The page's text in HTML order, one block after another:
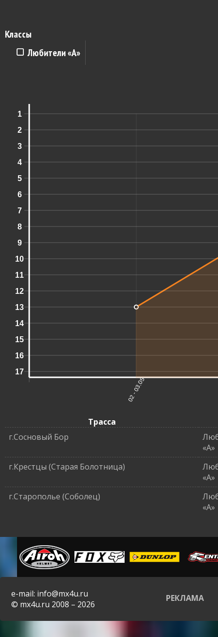
Классы
Любители «A»
1
2
3
4
5
6
7
8
9
10
11
12
13
14
15
16
17
02 - 03.05
Трасса
г.Сосновый Бор
«A»
г.Крестцы (Старая Болотница)
«A»
г.Старополье (Соболец)
«A»
e-mail: info@mx4u.ru
© mx4u.ru 2008 – 2026
РЕКЛАМА